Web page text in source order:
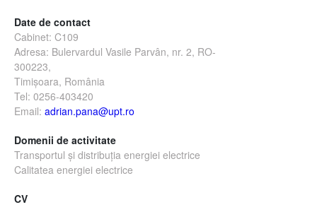
Date de contact
Cabinet: C109
Adresa: Bulervardul Vasile Parvân, nr. 2, RO-
300223,
Timişoara, România
Tel: 0256-403420
Email: adrian.pana@upt.ro
Domenii de activitate
Transportul și distribuția energiei electrice
Calitatea energiei electrice
CV